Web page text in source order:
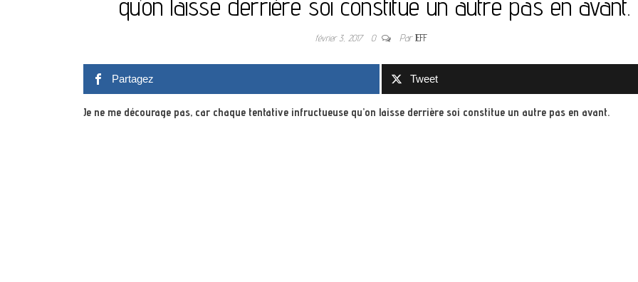
février 3, 2017 0 ParJEFF
Partagez Tweet
Je ne me décourage pas, car chaque tentative infructueuse qu’on laisse derrière soi constitue un autre pas en avant.